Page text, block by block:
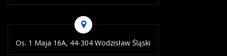
Os. 1 Maja 16A, 44-304 Wodzisław Śląski